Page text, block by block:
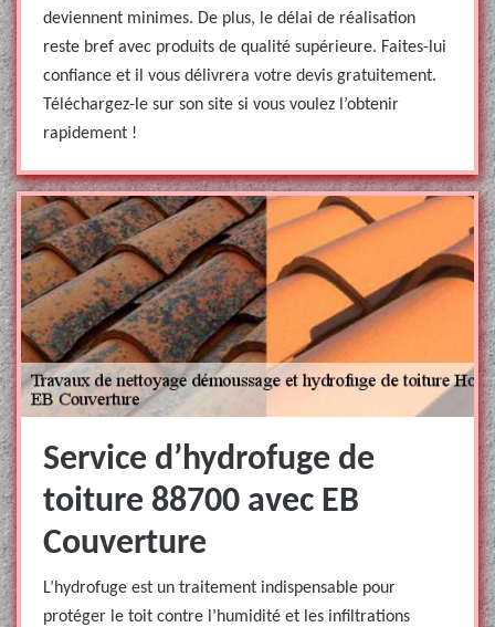
deviennent minimes. De plus, le délai de réalisation
reste bref avec produits de qualité supérieure. Faites-lui
confiance et il vous délivrera votre devis gratuitement.
Téléchargez-le sur son site si vous voulez l’obtenir
rapidement !
Service d’hydrofuge de
toiture 88700 avec EB
Couverture
L’hydrofuge est un traitement indispensable pour
protéger le toit contre l’humidité et les infiltrations